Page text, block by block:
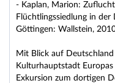
- Kaplan, Marion:
Flüchtlingssiedlung in
Göttingen: Wallstein,
Mit Blick auf
Kulturhauptstadt
Exkursion zum dortigen